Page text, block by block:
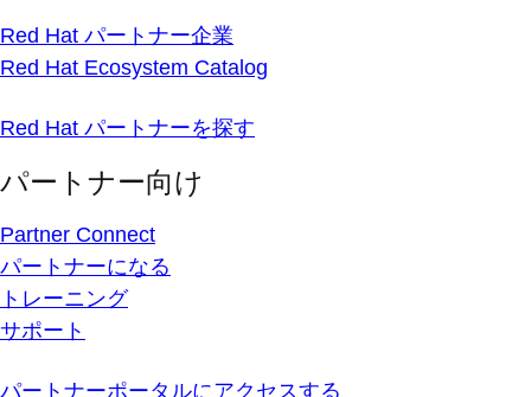
Red Hat パートナー企業
Red Hat Ecosystem Catalog
Red Hat パートナーを探す
パートナー向け
Partner Connect
パートナーになる
トレーニング
サポート
パートナーポータルにアクセスする